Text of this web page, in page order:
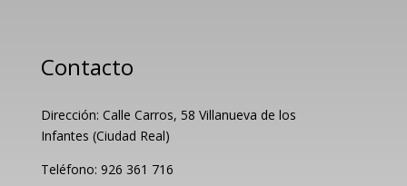
Contacto
Dirección: Calle Carros, 58 Villanueva de los
Infantes (Ciudad Real)
Teléfono: 926 361 716